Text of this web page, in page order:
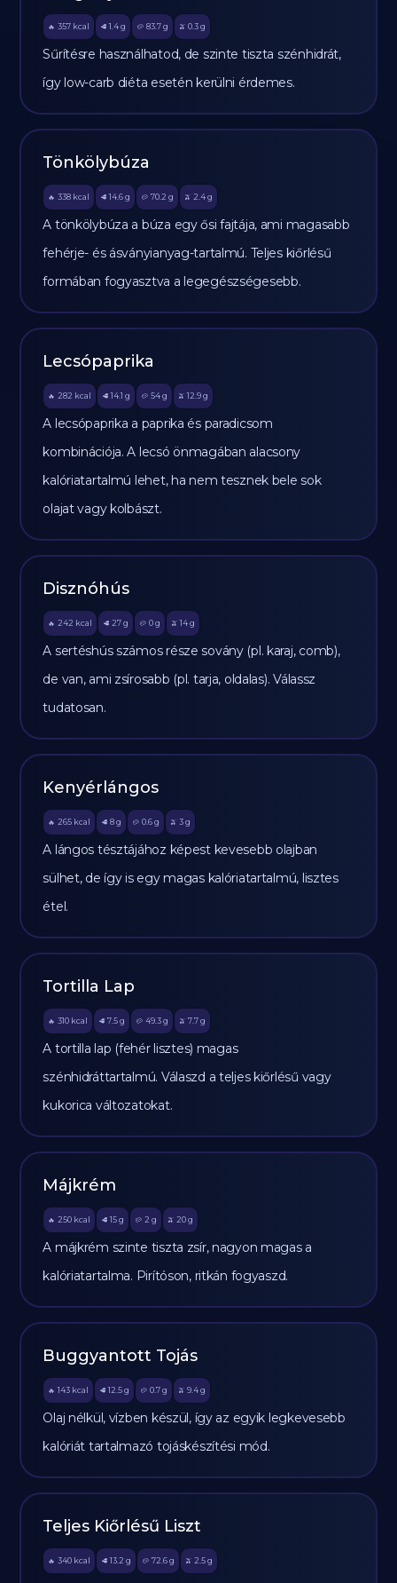
🔥 357 kcal 🥩 1.4 g 🥔 83.7g 🫒 0.3 g
Sűrítésre használhatod, de szinte tiszta szénhidrát,
így low-carb diéta esetén kerülni érdemes.
Tönkölybúza
🔥 338 kcal 🥩 14.6 g 🥔 70.2 g 🫒 2.4 g
A tönkölybúza a búza egy ősi fajtája, ami magasabb
fehérje- és ásványianyag-tartalmú. Teljes kiőrlésű
formában fogyasztva a legegészségesebb.
Lecsópaprika
🔥 282 kcal 🥩 14.1 g 🥔 54g 🫒 12.9 g
A lecsópaprika a paprika és paradicsom
kombinációja. A lecsó önmagában alacsony
kalóriatartalmú lehet, ha nem tesznek bele sok
olajat vagy kolbászt.
Disznóhús
🔥 242 kcal 🥩 27 g 🥔 0g 🫒 14 g
A sertéshús számos része sovány (pl. karaj, comb),
de van, ami zsírosabb (pl. tarja, oldalas). Válassz
tudatosan.
Kenyérlángos
🔥 265 kcal 🥩 8 g 🥔 0.6g 🫒 3 g
A lángos tésztájához képest kevesebb olajban
sülhet, de így is egy magas kalóriatartalmú, lisztes
étel.
Tortilla Lap
🔥 310 kcal 🥩 7.5 g 🥔 49.3g 🫒 7.7 g
A tortilla lap (fehér lisztes) magas
szénhidráttartalmú. Válaszd a teljes kiőrlésű vagy
kukorica változatokat.
Májkrém
🔥 250 kcal 🥩 15 g 🥔 2 g 🫒 20 g
A májkrém szinte tiszta zsír, nagyon magas a
kalóriatartalma. Pirítóson, ritkán fogyaszd.
Buggyantott Tojás
🔥 143 kcal 🥩 12.5 g 🥔 0.7g 🫒 9.4 g
Olaj nélkül, vízben készül, így az egyik legkevesebb
kalóriát tartalmazó tojáskészítési mód.
Teljes Kiőrlésű Liszt
🔥 340 kcal 🥩 13.2 g 🥔 72.6g 🫒 2.5 g